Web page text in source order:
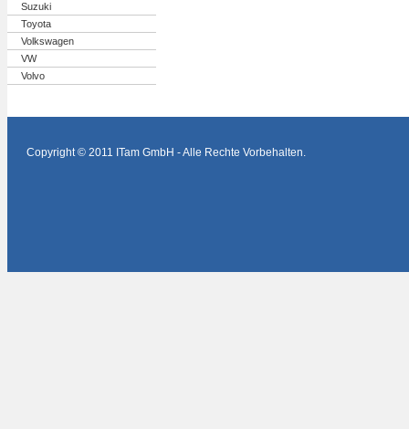
Suzuki
Toyota
Volkswagen
VW
Volvo
Copyright © 2011 ITam GmbH - Alle Rechte Vorbehalten.